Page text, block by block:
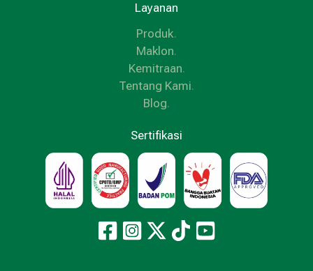
Layanan
Produk.
Maklon.
Kemitraan.
Tentang Kami.
Blog.
Sertifikasi